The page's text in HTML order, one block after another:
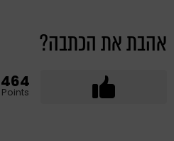
אהבת את הכתבה?
464
Points